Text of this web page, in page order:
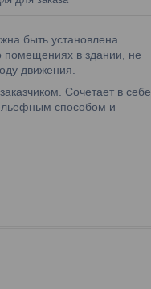
быть установлена
в здании, не
движения.
Сочетает в себе
способом и